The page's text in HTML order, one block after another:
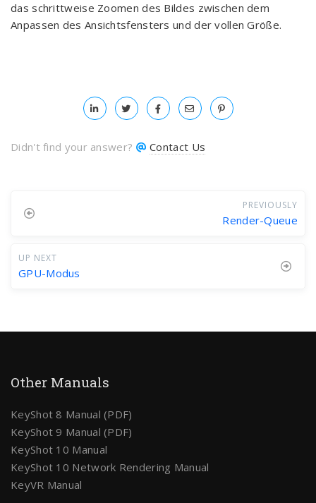
das schrittweise Zoomen des Bildes zwischen dem
Anpassen des Ansichtsfensters und der vollen Größe.
Didn't find your answer? Contact Us
PREVIOUSLY
Render-Queue
UP NEXT
GPU-Modus
Other Manuals
KeyShot 8 Manual (PDF)
KeyShot 9 Manual (PDF)
KeyShot 10 Manual
KeyShot 10 Network Rendering Manual
KeyVR Manual